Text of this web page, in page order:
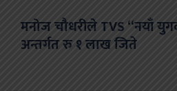
मनोज चौधरीले TVS “नयाँ
अन्तर्गत रु १ लाख जिते